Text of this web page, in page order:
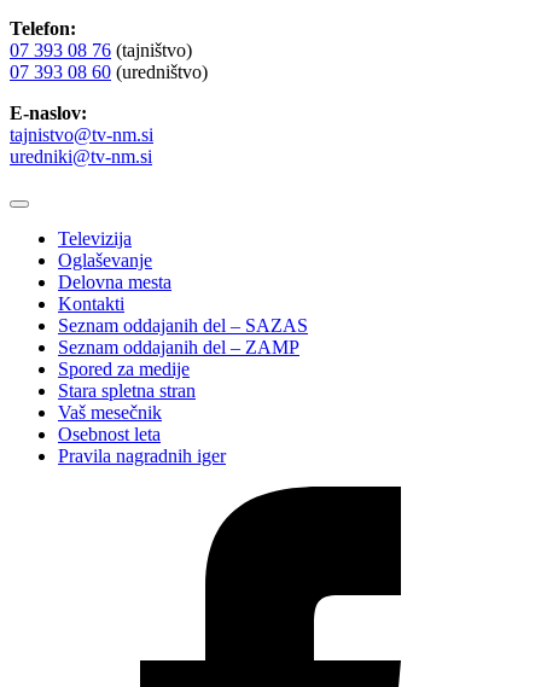
Telefon:
07 393 08 76 (tajništvo)
07 393 08 60 (uredništvo)
E-naslov:
tajnistvo@tv-nm.si
uredniki@tv-nm.si
Televizija
Oglaševanje
Delovna mesta
Kontakti
Seznam oddajanih del – SAZAS
Seznam oddajanih del – ZAMP
Spored za medije
Stara spletna stran
Vaš mesečnik
Osebnost leta
Pravila nagradnih iger